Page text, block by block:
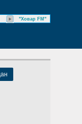
"Ховар FM"